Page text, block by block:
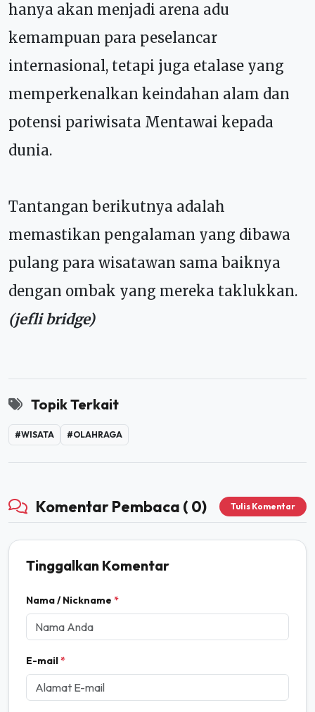
hanya akan menjadi arena adu
kemampuan para peselancar
internasional, tetapi juga etalase yang
memperkenalkan keindahan alam dan
potensi pariwisata Mentawai kepada
dunia.
Tantangan berikutnya adalah
memastikan pengalaman yang dibawa
pulang para wisatawan sama baiknya
dengan ombak yang mereka taklukkan.
(jefli bridge)
Topik Terkait
#WISATA #OLAHRAGA
Komentar Pembaca ( 0) Tulis Komentar
Tinggalkan Komentar
Nama / Nickname *
E-mail*